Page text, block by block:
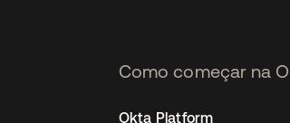
Como começar na
Okta Platform